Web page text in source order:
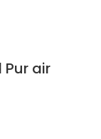
air